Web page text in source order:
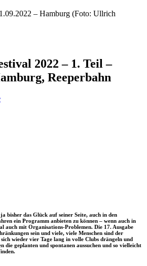
– Hamburg (Foto: Ullrich
2022 – 1. Teil –
Reeperbahn
bisher das Glück auf seiner Seite, auch in den
ein Programm anbieten zu können – wenn auch in
auch mit Organisations-Problemen. Die 17. Ausgabe
sein und viele, viele Menschen sind der
wieder vier Tage lang in volle Clubs drängeln und
die geplanten und spontanen aussuchen und so vielleicht